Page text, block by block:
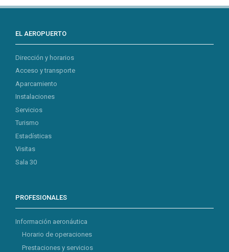
EL AEROPUERTO
Dirección y horarios
Acceso y transporte
Aparcamiento
Instalaciones
Servicios
Turismo
Estadísticas
Visitas
Sala 30
PROFESIONALES
Información aeronáutica
Horario de operaciones
Prestaciones y servicios